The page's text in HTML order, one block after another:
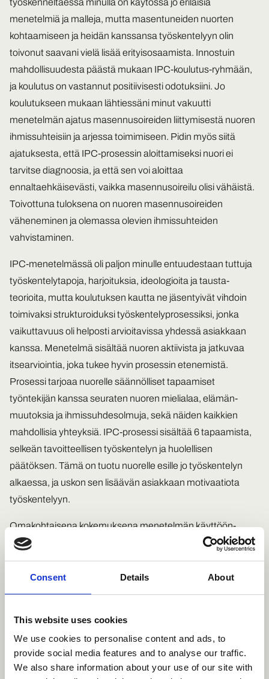
Consent Details About
This website uses cookies
We use cookies to personalise content and ads, to
provide social media features and to analyse our traffic.
We also share information about your use of our site with
työskenneltäessä minulla on käytössä jo erilaisia
menetelmiä ja malleja, mutta masentuneiden nuorten
kohtaamiseen ja heidän kanssansa työskentelyyn olin
toivonut saavani vielä lisää erityisosaamista. Innostuin
mahdollisuudesta päästä mukaan IPC-koulutus-ryhmään,
ja koulutus on vastannut positiivisesti odotuksiini. Jo
koulutukseen mukaan lähtiessäni minut vakuutti
menetelmän ajatus masennusoireiden liittymisestä nuoren
ihmissuhteisiin ja arjessa toimimiseen. Pidin myös siitä
ajatuksesta, että IPC-prosessin aloittamiseksi nuori ei
tarvitse diagnoosia, ja että sen voi aloittaa
ennaltaehkäisevästi, vaikka masennusoireilu olisi vähäistä.
Toivottuna tuloksena on nuoren masennusoireiden
väheneminen ja olemassa olevien ihmissuhteiden
vahvistaminen.
IPC-menetelmässä oli paljon minulle entuudestaan tuttuja
työskentelytapoja, harjoituksia, ideologioita ja tausta-
teorioita, mutta koulutuksen kautta ne jäsentyivät vihdoin
toimivaksi strukturoiduksi työskentelyprosessiksi, jonka
vaikuttavuus oli helposti arvioitavissa yhdessä asiakkaan
kanssa. Menetelmä sisältää nuoren aktiivista ja jatkuvaa
itsearviointia, joka tukee hyvin prosessin etenemistä.
Prosessi tarjoaa nuorelle säännölliset tapaamiset
työntekijän kanssa seuraten nuoren mielialaa, elämän-
muutoksia ja ihmissuhdesolmuja, sekä näiden kaikkien
mahdollisia yhteyksiä. IPC-prosessi sisältää 6 tapaamista,
selkeän tavoitteellisen työskentelyn ja huolellisen
päätöksen. Tämä on tuotu nuorelle esille jo työskentelyn
alkaessa, ja uskon sen lisäävän asiakkaan motivaatiota
työskentelyyn.
Omakohtaisena kokemuksena menetelmän käyttöön-
otosta oppilaiden kanssa olen positiivisesti yllättynyt siitä,
kuinka sitoutuneita he ovat olleet. Menetelmä on saanut
nuorilta kiitosta tapaamisten säännöllisyydestä ja
tiheydestä. Nuoret ovat kokeneet hyödyllisenä myös
on herättänyt minut ammattilaisena pohtimaan myös sitä,
miten nykyisessä resurssitilanteessa pystyisin tarjoamaan
samanlaisia työskentelymahdollisuuksia useammalle
nuorelle. Uskon ja tiedän intensiivisen työskentelyjakson